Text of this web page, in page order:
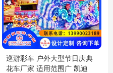
巡游彩车 户外大型节日庆典
花车厂家 适用范围广 凯迪